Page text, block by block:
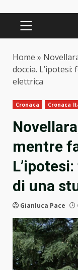
PRIMARY
Home »
doccia.
elettrica
Cronaca Cronaca
mentre
di una
Gianluca Pace